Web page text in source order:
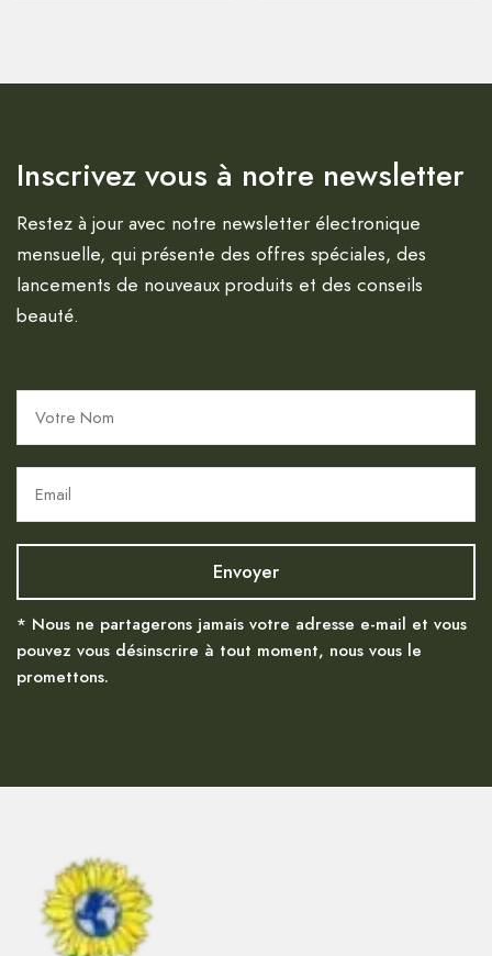
Inscrivez vous à notre newsletter
Restez à jour avec notre newsletter électronique
mensuelle, qui présente des offres spéciales, des
lancements de nouveaux produits et des conseils
beauté.
* Nous ne partagerons jamais votre adresse e-mail et vous
pouvez vous désinscrire à tout moment, nous vous le
promettons.